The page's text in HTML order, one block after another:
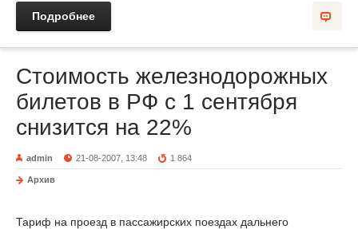
Подробнее
Стоимость железнодорожных
билетов в РФ с 1 сентября
снизится на 22%
admin 21-08-2007, 13:48 1 864
Архив
Тариф на проезд в пассажирских поездах дальнего